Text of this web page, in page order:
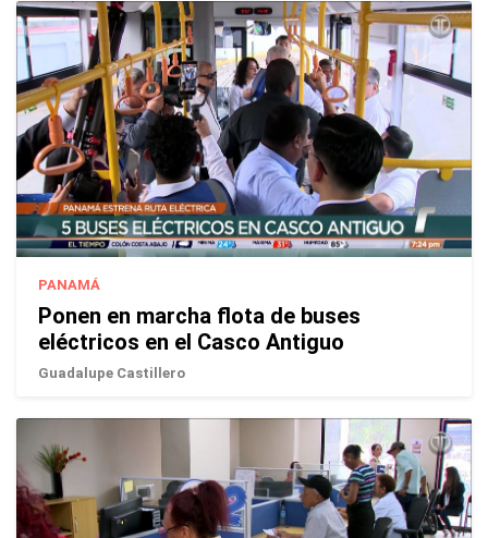
PANAMÁ
Ponen en marcha flota de buses
eléctricos en el Casco Antiguo
Guadalupe Castillero